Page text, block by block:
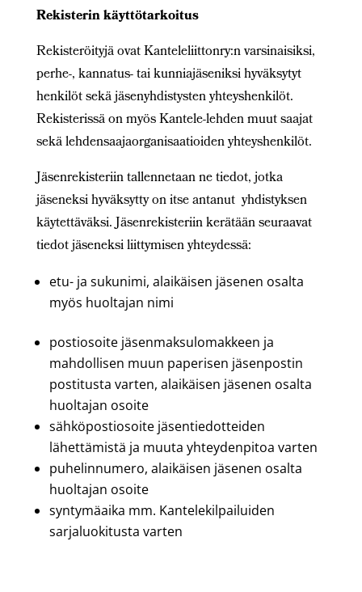
Rekisterin käyttötarkoitus
Rekisteröityjä ovat Kanteleliittonry:n varsinaisiksi,
perhe-, kannatus- tai kunniajäseniksi hyväksytyt
henkilöt sekä jäsenyhdistysten yhteyshenkilöt.
Rekisterissä on myös Kantele-lehden muut saajat
sekä lehdensaajaorganisaatioiden yhteyshenkilöt.
Jäsenrekisteriin tallennetaan ne tiedot, jotka
jäseneksi hyväksytty on itse antanut yhdistyksen
käytettäväksi. Jäsenrekisteriin kerätään seuraavat
tiedot jäseneksi liittymisen yhteydessä:
etu- ja sukunimi, alaikäisen jäsenen osalta
myös huoltajan nimi
postiosoite jäsenmaksulomakkeen ja
mahdollisen muun paperisen jäsenpostin
postitusta varten, alaikäisen jäsenen osalta
huoltajan osoite
sähköpostiosoite jäsentiedotteiden
lähettämistä ja muuta yhteydenpitoa varten
puhelinnumero, alaikäisen jäsenen osalta
huoltajan osoite
syntymäaika mm. Kantelekilpailuiden
sarjaluokitusta varten